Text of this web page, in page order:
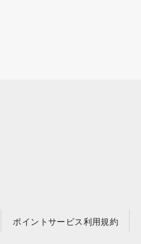
ポイントサービス利用規約